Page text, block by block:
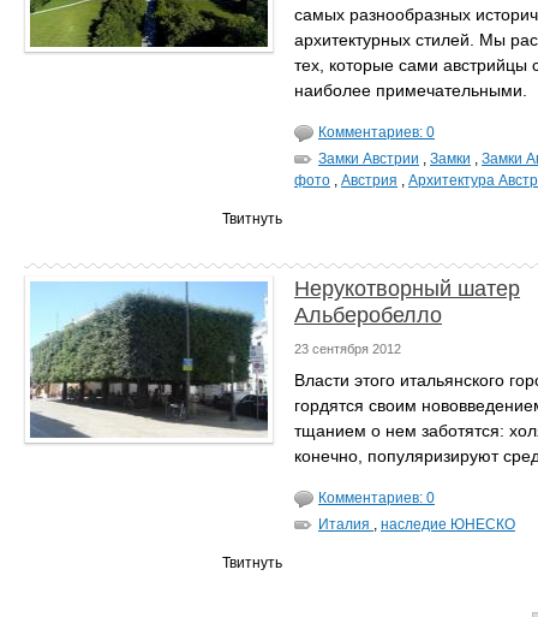
самых разнообразных
архитектурных стилей. Мы
тех, которые сами австрийцы
наиболее примечательными.
Комментариев: 0
Замки Австрии , Замки , Замки
фото , Австрия , Архитектура
Твитнуть
Нерукотворный шатер
Альберобелло
23 сентября 2012
Власти этого итальянского
гордятся своим
тщанием о нем заботятся:
конечно, популяризируют
Комментариев: 0
Италия , наследие ЮНЕСКО
Твитнуть